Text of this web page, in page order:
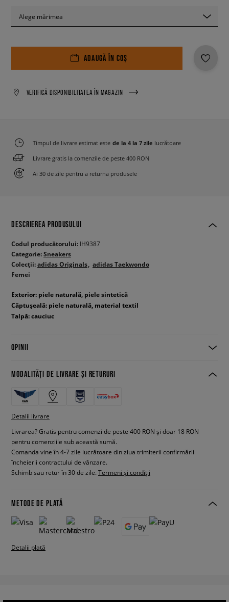
Alege mărimea
ADAUGĂ ÎN COȘ
VERIFICĂ DISPONIBILITATEA ÎN MAGAZIN
Timpul de livrare estimat este de la 4 la 7 zile lucrătoare
Livrare gratis la comenzile de peste 400 RON
Ai 30 de zile pentru a returna produsele
DESCRIEREA PRODUSULUI
Codul producătorului: IH9387
Categorie:Sneakers
Colecții:adidas Originals adidas Taekwondo
Femei
Exterior: piele naturală, piele sintetică
Căptușeală: piele naturală, material textil
Talpă: cauciuc
OPINII
MODALITĂȚI DE LIVRARE ȘI RETURURI
Detalii livrare
Livrarea? Gratis pentru comenzi de peste 400 RON și doar 18 RON
pentru comenziile sub această sumă.
Comanda vine în 4-7 zile lucrătoare din ziua trimiterii confirmării
încheierii contractului de vânzare.
Schimb sau retur în 30 de zile. Termeni și condiții
METODE DE PLATĂ
Detalii plată